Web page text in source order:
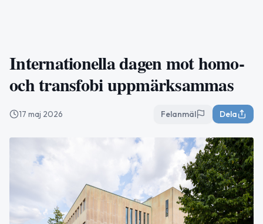
Internationella dagen mot homo-
och transfobi uppmärksammas
17 maj 2026 Felanmäl Dela